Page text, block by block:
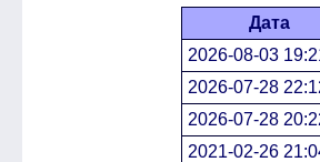
Дата
2026-08-03
2026-07-28
2026-07-28
2021-02-26